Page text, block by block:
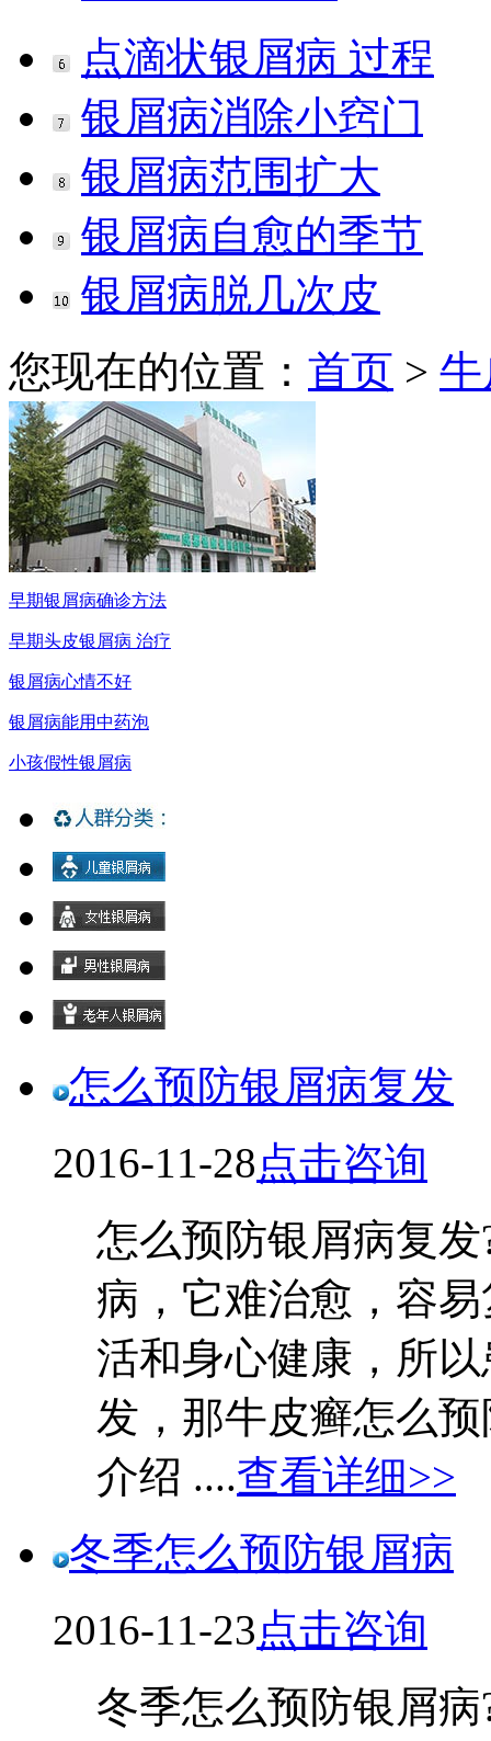
点滴状银屑病 过程
银屑病消除小窍门
银屑病范围扩大
银屑病自愈的季节
银屑病脱几次皮
您现在的位置： 首页 >
早期银屑病确诊方法
早期头皮银屑病 治疗
银屑病心情不好
银屑病能用中药泡
小孩假性银屑病
怎么预防银屑病复发
2016-11-28点击咨询
怎么预防银屑病复
病，它难治愈，容
活和身心健康，所
发，那牛皮癣怎么
介绍 ....查看详细>>
冬季怎么预防银屑病
2016-11-23点击咨询
冬季怎么预防银屑